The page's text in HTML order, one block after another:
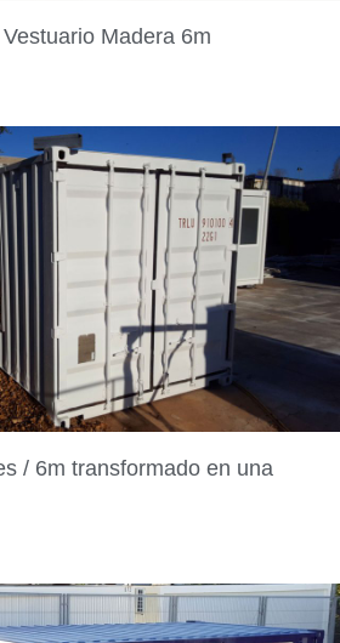
Madera 6m
/ 6m transformado en una